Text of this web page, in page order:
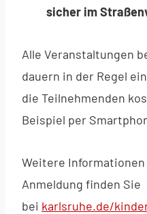
sicher im
Alle Veranstaltungen
dauern in der Regel
die Teilnehmenden
Beispiel per
Weitere
Anmeldung finden Sie
bei karlsruhe.de/